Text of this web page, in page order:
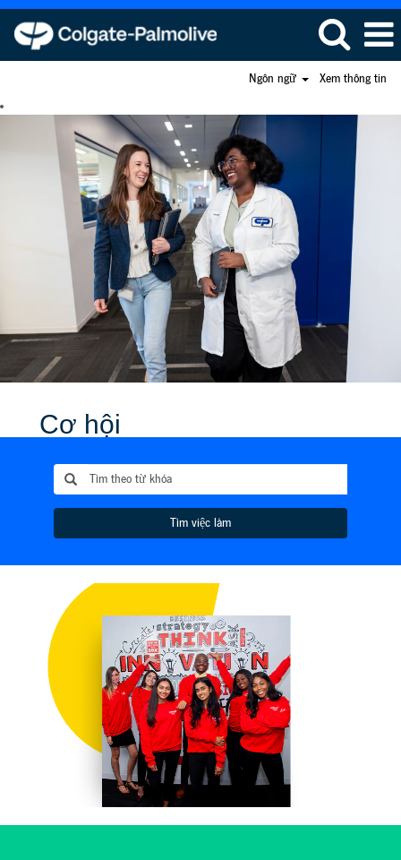
Ngôn ngữ Xem thông tin
Cơ hội
sinh viên
tuyển thực tập
sinh và hợp tác
để bạn được làm
việc với các
thành viên tài
năng trong nhóm
và tích lũy kinh
nghiệm làm việc
ở một công ty
toàn cầu chuyên
về sản phẩm tiêu
dùng—nơi trân
trọng sự đa dạng
Tìm việc làm